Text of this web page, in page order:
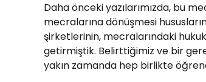
Daha önceki yazılarımızda, bu
mecralarına dönüşmesi
şirketlerinin, mecralarındaki
getirmiştik. Belirttiğimiz ve bir
yakın zamanda hep birlikte